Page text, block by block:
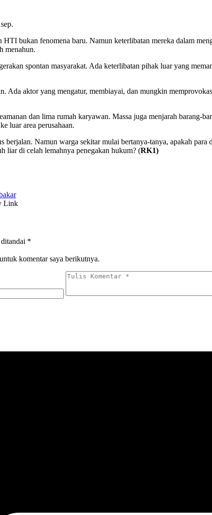
bukan fenomena baru. Namun keterlibatan mereka dalam
menahun.
spontan masyarakat. Ada keterlibatan pihak luar yang
Ada aktor yang mengatur, membiayai, dan mungkin
dan lima rumah karyawan. Massa juga menjarah barang-
luar area perusahaan.
berjalan. Namun warga sekitar mulai bertanya-tanya, apakah
liar di celah lemahnya penegakan hukum? (RK1)
*
komentar saya berikutnya.